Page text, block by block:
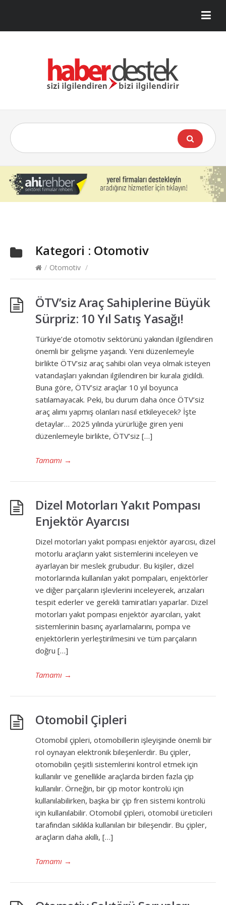
Kategori : Otomotiv
/ Otomotiv /
ÖTV’siz Araç Sahiplerine Büyük
Sürpriz: 10 Yıl Satış Yasağı!
Türkiye’de otomotiv sektörünü yakından ilgilendiren
önemli bir gelişme yaşandı. Yeni düzenlemeyle
birlikte ÖTV’siz araç sahibi olan veya olmak isteyen
vatandaşları yakından ilgilendiren bir kurala gidildi.
Buna göre, ÖTV’siz araçlar 10 yıl boyunca
satılamayacak. Peki, bu durum daha önce ÖTV’siz
araç alımı yapmış olanları nasıl etkileyecek? İşte
detaylar… 2025 yılında yürürlüğe giren yeni
düzenlemeyle birlikte, ÖTV’siz […]
Tamamı →
Dizel Motorları Yakıt Pompası
Enjektör Ayarcısı
Dizel motorları yakıt pompası enjektör ayarcısı, dizel
motorlu araçların yakıt sistemlerini inceleyen ve
ayarlayan bir meslek grubudur. Bu kişiler, dizel
motorlarında kullanılan yakıt pompaları, enjektörler
ve diğer parçaların işlevlerini inceleyerek, arızaları
tespit ederler ve gerekli tamiratları yaparlar. Dizel
motorları yakıt pompası enjektör ayarcıları, yakıt
sistemlerinin basınç ayarlamalarını, pompa ve
enjektörlerin yerleştirilmesini ve tüm parçaların
doğru […]
Tamamı →
Otomobil Çipleri
Otomobil çipleri, otomobillerin işleyişinde önemli bir
rol oynayan elektronik bileşenlerdir. Bu çipler,
otomobilin çeşitli sistemlerini kontrol etmek için
kullanılır ve genellikle araçlarda birden fazla çip
kullanılır. Örneğin, bir çip motor kontrolü için
kullanılabilirken, başka bir çip fren sistemi kontrolü
için kullanılabilir. Otomobil çipleri, otomobil üreticileri
tarafından sıklıkla kullanılan bir bileşendir. Bu çipler,
araçların daha akıllı, […]
Tamamı →